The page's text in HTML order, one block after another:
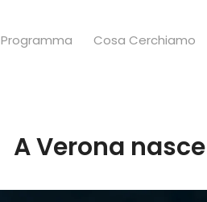
Programma Cosa Cerchiamo
A Verona